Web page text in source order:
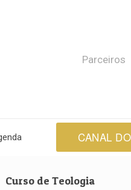
Parceiros
CANAL
Curso de Teologia